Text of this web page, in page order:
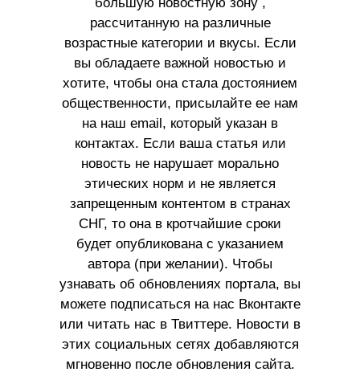
большую новостную зону ,
рассчитанную на различные
возрастные категории и вкусы. Если
вы обладаете важной новостью и
хотите, чтобы она стала достоянием
общественности, присылайте ее нам
на наш email, который указан в
контактах. Если ваша статья или
новость не нарушает морально
этических норм и не является
запрещенным контентом в странах
СНГ, то она в кротчайшие сроки
будет опубликована с указанием
автора (при желании). Чтобы
узнавать об обновлениях портала, вы
можете подписаться на нас Вконтакте
или читать нас в Твиттере. Новости в
этих социальных сетях добавляются
мгновенно после обновления сайта.